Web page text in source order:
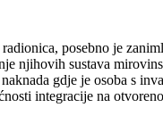
posebno je
njihovih sustava
gdje je osoba s
integracije na